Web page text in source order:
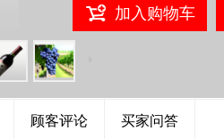
加入购物车
顾客评论 买家问答